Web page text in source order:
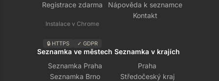
Registrace zdarma
Instalace v Chrome
🔒 HTTPS ✓ GDPR
Nápověda k seznamce
Kontakt
Seznamka ve městech
Seznamka Praha
Seznamka Brno
Seznamka v krajích
Praha
Středočeský kraj